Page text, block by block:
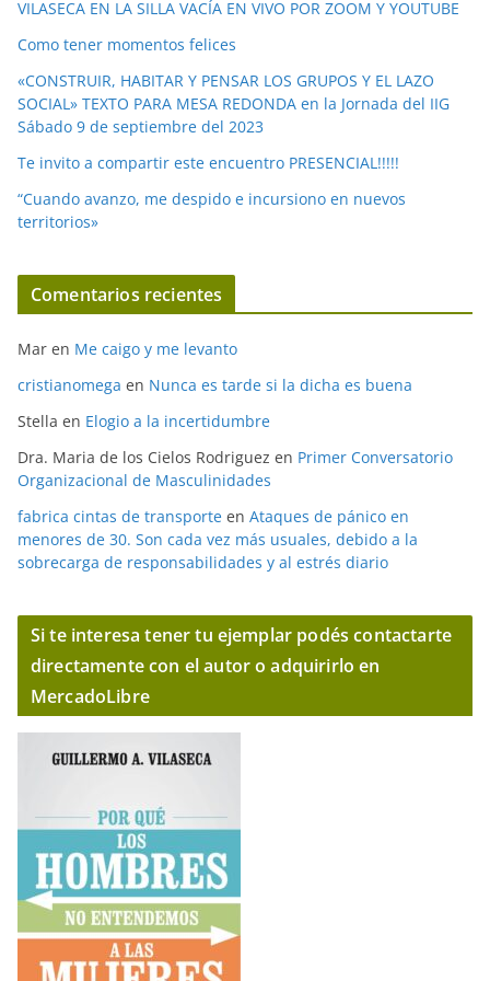
VILASECA EN LA SILLA VACÍA EN VIVO POR ZOOM Y YOUTUBE
Como tener momentos felices
«CONSTRUIR, HABITAR Y PENSAR LOS GRUPOS Y EL LAZO
SOCIAL» TEXTO PARA MESA REDONDA en la Jornada del IIG
Sábado 9 de septiembre del 2023
Te invito a compartir este encuentro PRESENCIAL!!!!!
“Cuando avanzo, me despido e incursiono en nuevos
territorios»
Comentarios recientes
Mar en Me caigo y me levanto
cristianomega en Nunca es tarde si la dicha es buena
Stella en Elogio a la incertidumbre
Dra. Maria de los Cielos Rodriguez en Primer Conversatorio
Organizacional de Masculinidades
fabrica cintas de transporte en Ataques de pánico en
menores de 30. Son cada vez más usuales, debido a la
sobrecarga de responsabilidades y al estrés diario
Si te interesa tener tu ejemplar podés contactarte
directamente con el autor o adquirirlo en
MercadoLibre